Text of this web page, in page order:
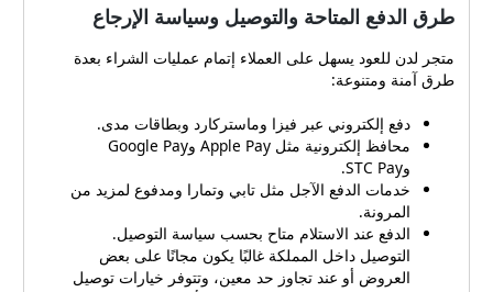
التفعيل؛ فبعض الرموز قد تكون
محددة أو لفترة زمنية معينة.
في منتصف هذا المقال يمكن
كوبونات وعروض ذات صلة عبر
رابط بسيط يجمع عروض
متنوعة مثل عروض التطبيقات
والمتاجر المختلفة، مثال على
ذلك متجر play الذي يعرض
ملخصات للعروض: متجر play.
شروط وقواعد مهمة عند
طرق الدفع المتاحة والتوصيل وسياسة الإرجاع
متجر لدن للعود يسهل على العملاء إتمام عمليات الشراء بعدة
طرق آمنة ومتنوعة:
دفع إلكتروني عبر فيزا وماستركارد وبطاقات مدى.
محافظ إلكترونية مثل Apple Pay وGoogle Pay
وSTC Pay.
خدمات الدفع الآجل مثل تابي وتمارا ومدفوع لمزيد من
المرونة.
الدفع عند الاستلام متاح بحسب سياسة التوصيل.
التوصيل داخل المملكة غالبًا يكون مجانًا على بعض
العروض أو عند تجاوز حد معين، وتتوفر خيارات توصيل